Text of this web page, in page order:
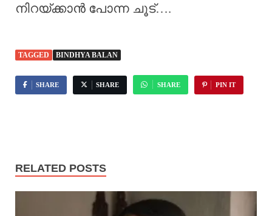
നിറയ്ക്കാൻ പോന്ന ചൂട്….
TAGGED BINDHYA BALAN
SHARE SHARE SHARE PIN IT
RELATED POSTS